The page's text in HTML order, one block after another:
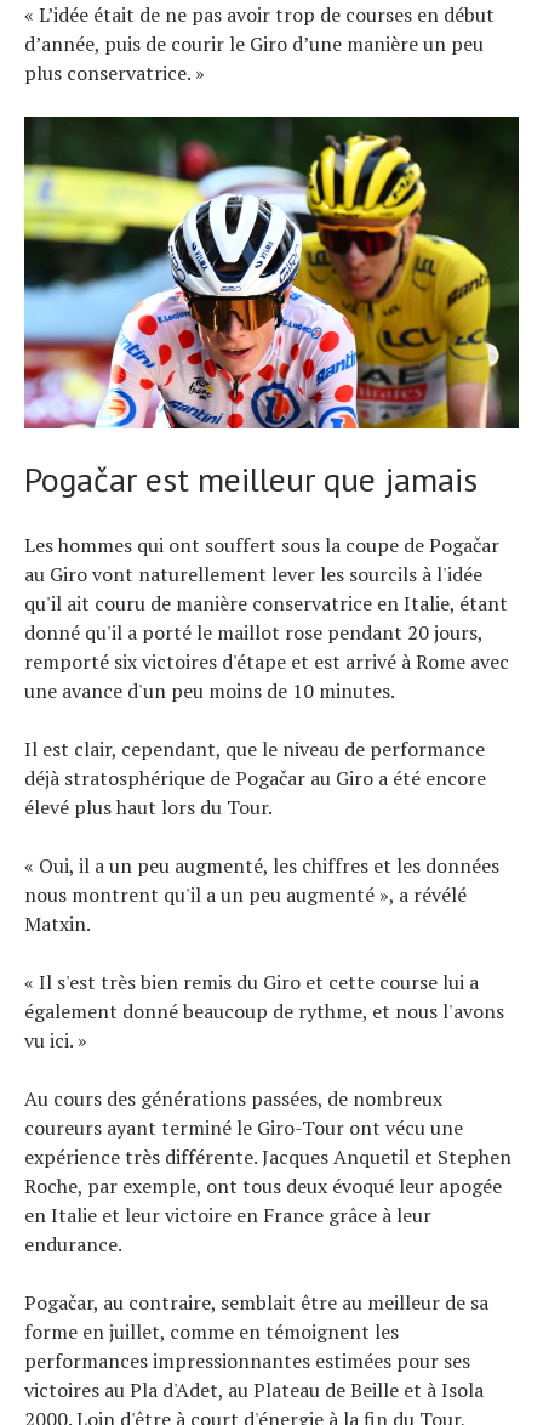
« L’idée était de ne pas avoir trop de courses en début
d’année, puis de courir le Giro d’une manière un peu
plus conservatrice. »
Pogačar est meilleur que jamais
Les hommes qui ont souffert sous la coupe de Pogačar
au Giro vont naturellement lever les sourcils à l'idée
qu'il ait couru de manière conservatrice en Italie, étant
donné qu'il a porté le maillot rose pendant 20 jours,
remporté six victoires d'étape et est arrivé à Rome avec
une avance d'un peu moins de 10 minutes.
Il est clair, cependant, que le niveau de performance
déjà stratosphérique de Pogačar au Giro a été encore
élevé plus haut lors du Tour.
« Oui, il a un peu augmenté, les chiffres et les données
nous montrent qu'il a un peu augmenté », a révélé
Matxin.
« Il s'est très bien remis du Giro et cette course lui a
également donné beaucoup de rythme, et nous l'avons
vu ici. »
Au cours des générations passées, de nombreux
coureurs ayant terminé le Giro-Tour ont vécu une
expérience très différente. Jacques Anquetil et Stephen
Roche, par exemple, ont tous deux évoqué leur apogée
en Italie et leur victoire en France grâce à leur
endurance.
Pogačar, au contraire, semblait être au meilleur de sa
forme en juillet, comme en témoignent les
performances impressionnantes estimées pour ses
victoires au Pla d'Adet, au Plateau de Beille et à Isola
2000. Loin d'être à court d'énergie à la fin du Tour,